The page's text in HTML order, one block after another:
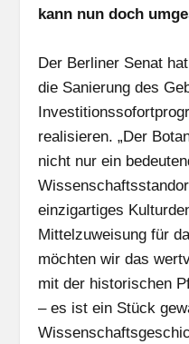
kann nun doch
Der Berliner Senat
die Sanierung des
realisieren. „Der
nicht nur ein
einzigartiges
Mittelzuweisung für
möchten wir das
mit der historischen
– es ist ein Stück